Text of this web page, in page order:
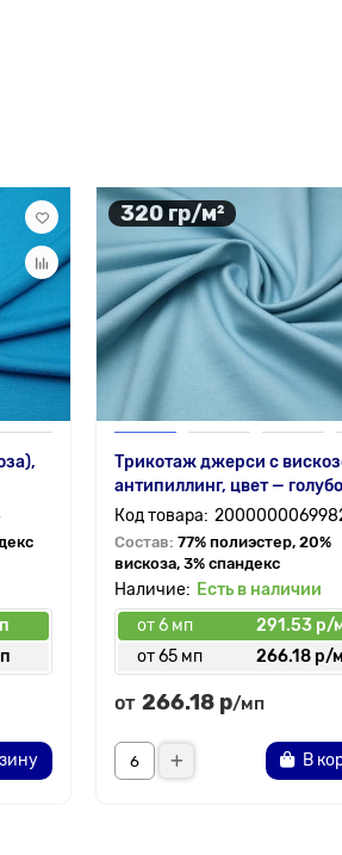
320 гр/м²
Трикотаж джерси с
антипиллинг, цвет —
Состав: 77% полиэстер, 20%
вискоза, 3% спандекс
Есть в наличии
от 6 мп
291.53 р/
от 65 мп
266.18 р/
от 266.18 р/мп
В